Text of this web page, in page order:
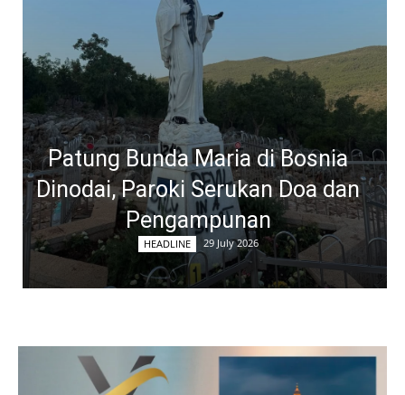
Patung Bunda Maria di Bosnia
Dinodai, Paroki Serukan Doa dan
Pengampunan
HEADLINE 29 July 2026